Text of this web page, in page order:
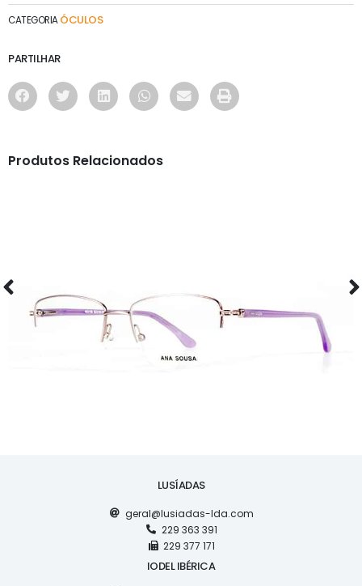
CATEGORIA ÓCULOS
PARTILHAR
Produtos Relacionados
LUSÍADAS
geral@lusiadas-lda.com
229 363 391
229 377 171
IODEL IBÉRICA